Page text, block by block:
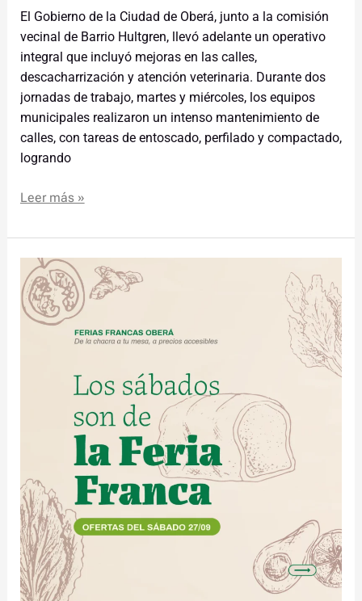
El Gobierno de la Ciudad de Oberá, junto a la comisión
vecinal de Barrio Hultgren, llevó adelante un operativo
integral que incluyó mejoras en las calles,
descacharrización y atención veterinaria. Durante dos
jornadas de trabajo, martes y miércoles, los equipos
municipales realizaron un intenso mantenimiento de
calles, con tareas de entoscado, perfilado y compactado,
logrando
Leer más »
Las
Ferias
Francas
traen